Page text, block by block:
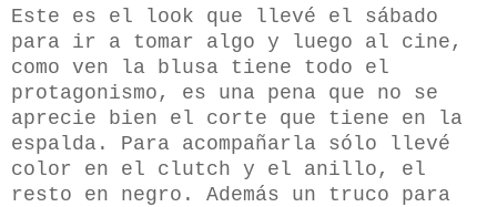
Este es el look que llevé el sábado
para ir a tomar algo y luego al cine,
como ven la blusa tiene todo el
protagonismo, es una pena que no se
aprecie bien el corte que tiene en la
espalda. Para acompañarla sólo llevé
color en el clutch y el anillo, el
resto en negro. Además un truco para